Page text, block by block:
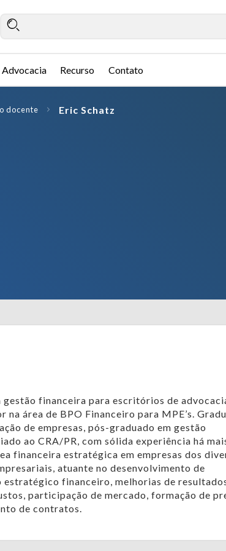
Advocacia Recurso Contato
docente Eric Schatz
gestão financeira para escritórios de
na área de BPO Financeiro para MPE’s.
de empresas, pós-graduado em gestão
ao CRA/PR, com sólida experiência há
financeira estratégica em empresas dos
atuante no desenvolvimento de
estratégico financeiro, melhorias de
participação de mercado, formação de
de contratos.